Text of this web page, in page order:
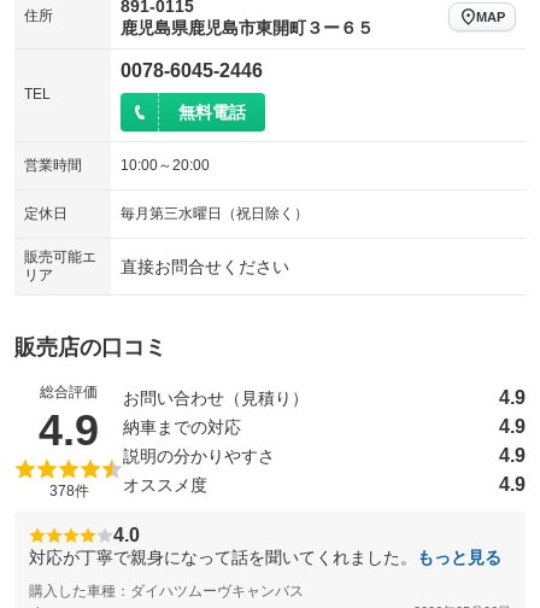
住所
891-0115
鹿児島県鹿児島市東開町３ー６５
MAP
TEL
0078-6045-2446
無料電話
営業時間 10:00～20:00
定休日 毎月第三水曜日（祝日除く）
販売可能エ
リア
直接お問合せください
販売店の口コミ
総合評価
4.9 （5点満点中）
378件
お問い合わせ（見積り） 4.9
納車までの対応 4.9
説明の分かりやすさ 4.9
オススメ度 4.9
4.0
対応が丁寧で親身になって話を聞いてくれました。 もっと見る
購入した車種：ダイハツムーヴキャンバス